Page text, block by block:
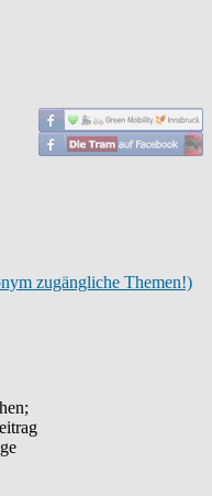
zugängliche Themen!)